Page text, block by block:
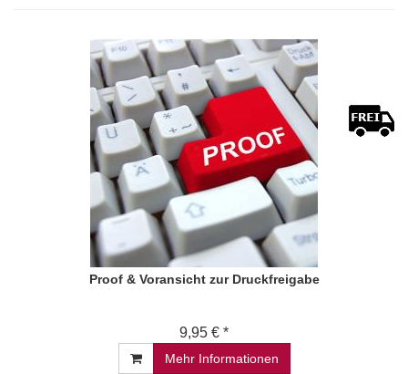
Proof & Voransicht zur Druckfreigabe
9,95 € *
Mehr Informationen